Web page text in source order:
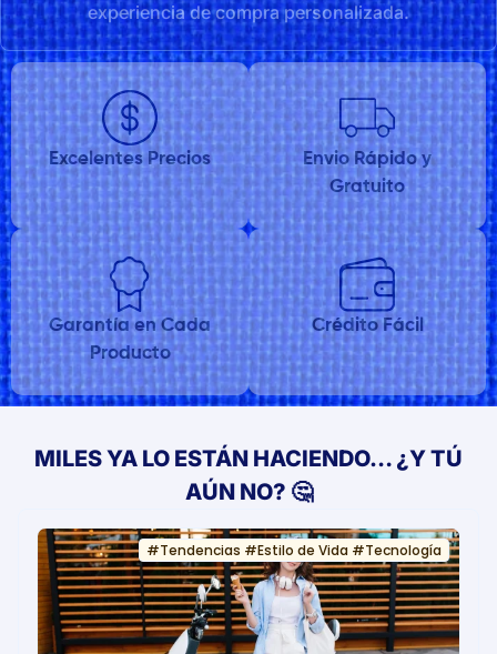
experiencia de compra personalizada.
Excelentes Precios
Envio Rápido y
Gratuito
Garantía en Cada
Producto
Crédito Fácil
MILES YA LO ESTÁN HACIENDO… ¿Y TÚ
AÚN NO? 🤔
#Tendencias #Estilo de Vida #Tecnología